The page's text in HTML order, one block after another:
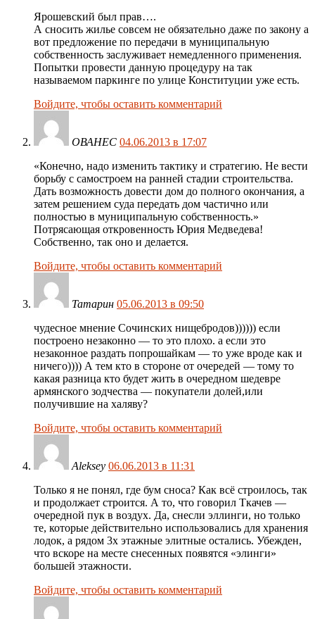
Ярошевский был прав….
А сносить жилье совсем не обязательно даже по закону а
вот предложение по передачи в муниципальную
собственность заслуживает немедленного применения.
Попытки провести данную процедуру на так
называемом паркинге по улице Конституции уже есть.
Войдите, чтобы оставить комментарий
ОВАНЕС 04.06.2013 в 17:07
«Конечно, надо изменить тактику и стратегию. Не вести
борьбу с самостроем на ранней стадии строительства.
Дать возможность довести дом до полного окончания, а
затем решением суда передать дом частично или
полностью в муниципальную собственность.»
Потрясающая откровенность Юрия Медведева!
Собственно, так оно и делается.
Войдите, чтобы оставить комментарий
Татарин 05.06.2013 в 09:50
чудесное мнение Сочинских нищебродов)))))) если
построено незаконно — то это плохо. а если это
незаконное раздать попрошайкам — то уже вроде как и
ничего)))) А тем кто в стороне от очередей — тому то
какая разница кто будет жить в очередном шедевре
армянского зодчества — покупатели долей,или
получившие на халяву?
Войдите, чтобы оставить комментарий
Aleksey 06.06.2013 в 11:31
Только я не понял, где бум сноса? Как всё строилось, так
и продолжает строится. А то, что говорил Ткачев —
очередной пук в воздух. Да, снесли эллинги, но только
те, которые действительно использовались для хранения
лодок, а рядом 3х этажные элитные остались. Убежден,
что вскоре на месте снесенных появятся «элинги»
большей этажности.
Войдите, чтобы оставить комментарий